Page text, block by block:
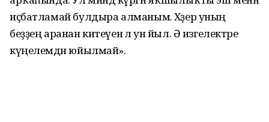
иҫбатламай булдыра алманым. Хәҙер уның
беҙҙең аранан китеүенә лә ун йыл. Ә изгелектәре
күңелемдән юйылмай».